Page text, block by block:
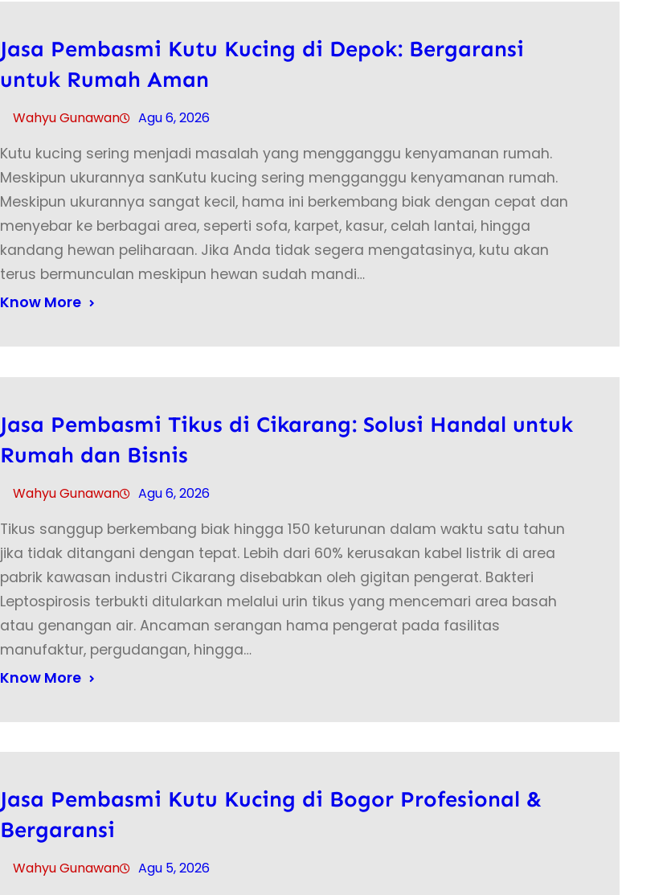
Jasa Pembasmi Kutu Kucing di Depok: Bergaransi
untuk Rumah Aman
Wahyu Gunawan Agu 6, 2026
Kutu kucing sering menjadi masalah yang mengganggu kenyamanan rumah.
Meskipun ukurannya sanKutu kucing sering mengganggu kenyamanan rumah.
Meskipun ukurannya sangat kecil, hama ini berkembang biak dengan cepat dan
menyebar ke berbagai area, seperti sofa, karpet, kasur, celah lantai, hingga
kandang hewan peliharaan. Jika Anda tidak segera mengatasinya, kutu akan
terus bermunculan meskipun hewan sudah mandi…
Know More
Jasa Pembasmi Tikus di Cikarang: Solusi Handal untuk
Rumah dan Bisnis
Wahyu Gunawan Agu 6, 2026
Tikus sanggup berkembang biak hingga 150 keturunan dalam waktu satu tahun
jika tidak ditangani dengan tepat. Lebih dari 60% kerusakan kabel listrik di area
pabrik kawasan industri Cikarang disebabkan oleh gigitan pengerat. Bakteri
Leptospirosis terbukti ditularkan melalui urin tikus yang mencemari area basah
atau genangan air. Ancaman serangan hama pengerat pada fasilitas
manufaktur, pergudangan, hingga…
Know More
Jasa Pembasmi Kutu Kucing di Bogor Profesional &
Bergaransi
Wahyu Gunawan Agu 5, 2026